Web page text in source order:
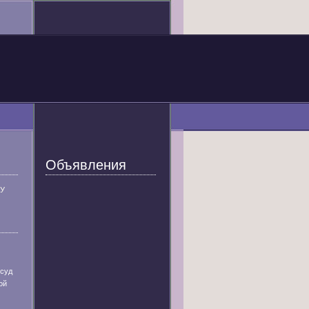
Объявления